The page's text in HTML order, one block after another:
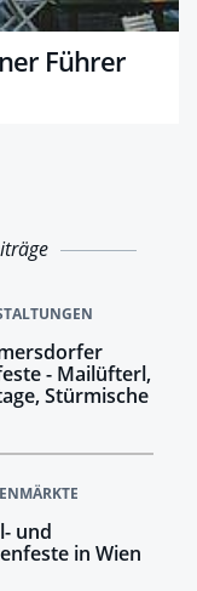
Führer
- Mailüfterl,
Stürmische
und
in Wien